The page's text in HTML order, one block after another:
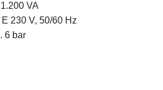
VA
E 230 V, 50/60 Hz
6 bar